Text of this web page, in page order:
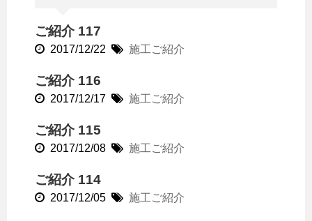
ご紹介 117
2017/12/22 施工ご紹介
ご紹介 116
2017/12/17 施工ご紹介
ご紹介 115
2017/12/08 施工ご紹介
ご紹介 114
2017/12/05 施工ご紹介